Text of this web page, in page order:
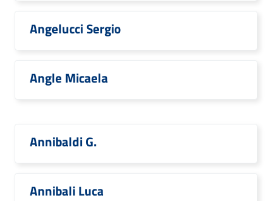
Angelucci Sergio
Angle Micaela
Annibaldi G.
Annibali Luca